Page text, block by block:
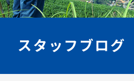
スタッフブログ